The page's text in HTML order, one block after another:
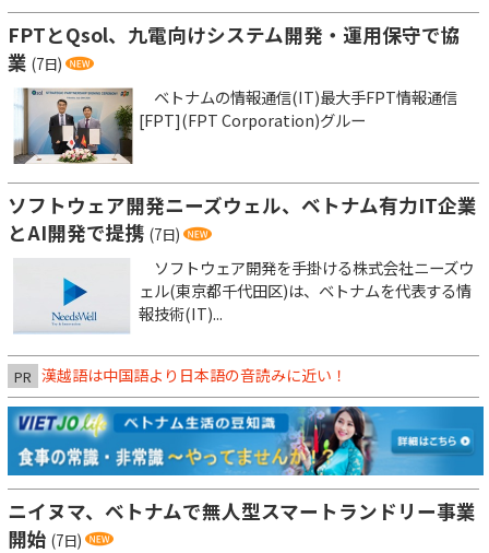
FPTとQsol、九電向けシステム開発・運用保守で協
業 (7日)
ベトナムの情報通信(IT)最大手FPT情報通信
[FPT](FPT Corporation)グルー
ソフトウェア開発ニーズウェル、ベトナム有力IT企業
とAI開発で提携 (7日)
ソフトウェア開発を手掛ける株式会社ニーズウ
ェル(東京都千代田区)は、ベトナムを代表する情
報技術(IT)...
PR 漢越語は中国語より日本語の音読みに近い！
ニイヌマ、ベトナムで無人型スマートランドリー事業
開始 (7日)